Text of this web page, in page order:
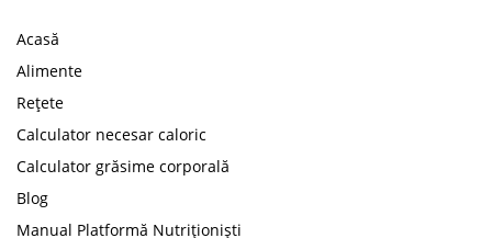
Acasă
Alimente
Rețete
Calculator necesar caloric
Calculator grăsime corporală
Blog
Manual Platformă Nutriționiști